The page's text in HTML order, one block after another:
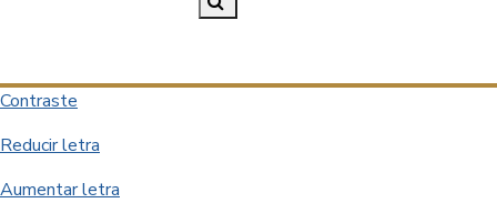
Contraste
Reducir letra
Aumentar letra